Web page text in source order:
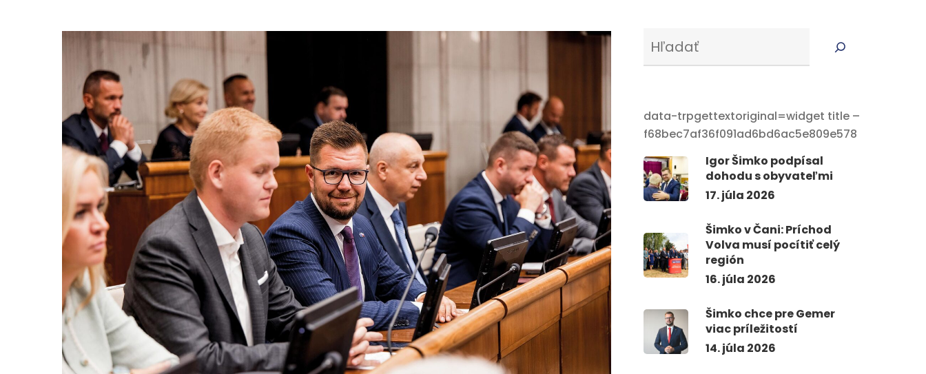
data-trpgettextoriginal=widget title –
f68bec7af36f091ad6bd6ac5e809e578
Igor Šimko podpísal
dohodu s obyvateľmi
17. júla 2026
Šimko v Čani: Príchod
Volva musí pocítiť celý
región
16. júla 2026
Šimko chce pre Gemer
viac príležitostí
14. júla 2026